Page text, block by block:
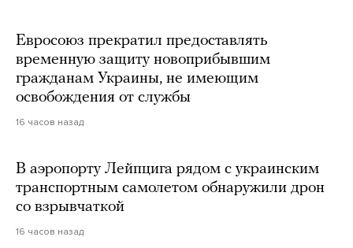
Евросоюз прекратил предоставлять
временную защиту новоприбывшим
гражданам Украины, не имеющим
освобождения от службы
16 часов назад
В аэропорту Лейпцига рядом с украинским
транспортным самолетом обнаружили дрон
со взрывчаткой
16 часов назад